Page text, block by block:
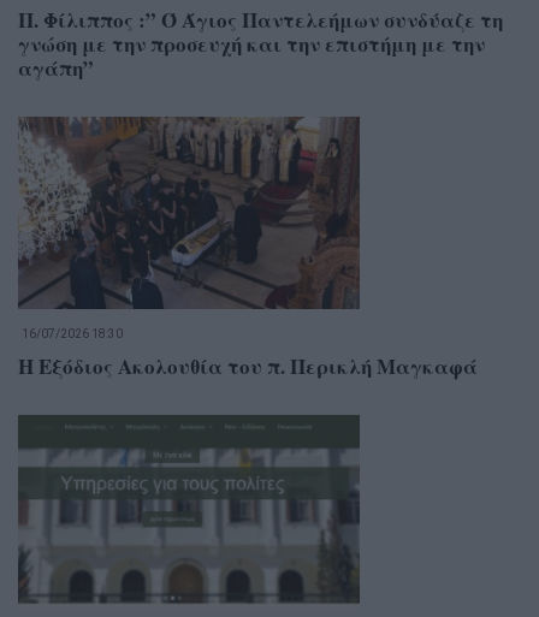
Π. Φίλιππος :” Ό Άγιος Παντελεήμων συνδύαζε τη
γνώση με την προσευχή και την επιστήμη με την
αγάπη”
16/07/2026 18:30
Η Εξόδιος Ακολουθία του π. Περικλή Μαγκαφά